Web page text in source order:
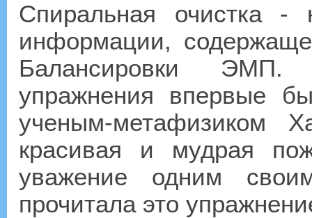
Спиральная очистка -
информации,
Балансировки ЭМП.
упражнения впервые
ученым-метафизиком
красивая и мудрая
уважение одним
прочитала это